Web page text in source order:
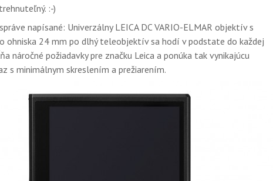
:-)
napísané: Univerzálny LEICA DC VARIO-ELMAR objektív s
ohniska 24 mm po dlhý teleobjektív sa hodí v podstate do každej
náročné požiadavky pre značku Leica a ponúka tak vynikajúcu
s minimálnym skreslením a prežiarením.